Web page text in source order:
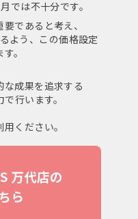
では不十分です。
であると考え、
よう、この価格設定
。
成果を追求する
行います。
ください。
万代店の
ら